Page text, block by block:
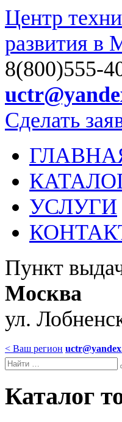
Центр
развития в
8(800)555-
Сделать
УСЛУГИ
Пункт
Москва
ул.
< Ваш регион
Каталог